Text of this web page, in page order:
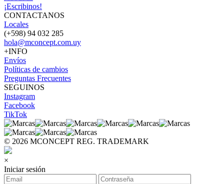
¡Escribinos!
CONTACTANOS
Locales
(+598) 94 032 285
hola@mconcept.com.uy
+INFO
Envíos
Políticas de cambios
Preguntas Frecuentes
SEGUINOS
Instagram
Facebook
TikTok
© 2026 MCONCEPT REG. TRADEMARK
×
Iniciar sesión